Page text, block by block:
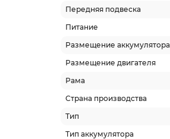
Передняя подвеска
Питание
Размещение аккумулятора
Размещение двигателя
Рама
Страна производства
Тип
Тип аккумулятора